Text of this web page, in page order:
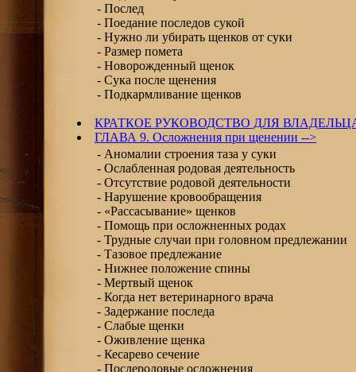
- Послед
- Поедание последов сукой
- Нужно ли убирать щенков от суки
- Размер помета
- Новорожденный щенок
- Сука после щенения
- Подкармливание щенков
КРАТКОЕ РУКОВОДСТВО ДЛЯ
ГЛАВА 9. Осложнения при щенении -->
- Аномалии строения таза у суки
- Ослабленная родовая деятельность
- Отсутствие родовой деятельности
- Нарушение кровообращения
- «Рассасывание» щенков
- Помощь при осложненных родах
- Трудные случаи при головном предлежании
- Тазовое предлежание
- Нижнее положение спины
- Мертвый щенок
- Когда нет ветеринарного врача
- Задержание последа
- Слабые щенки
- Оживление щенка
- Кесарево сечение
- Послеродовые осложнения